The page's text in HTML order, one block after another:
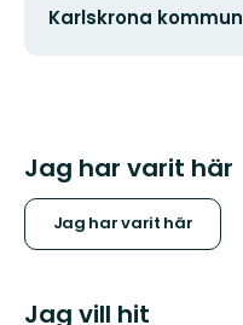
postadress
Karlskrona kommun
Jag har varit här
Jag har varit här
Jag vill hit